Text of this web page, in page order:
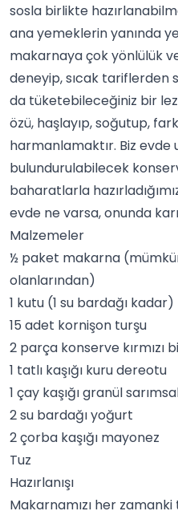
sosla birlikte
ana yemeklerin yanında
makarnaya çok yönlülük
deneyip, sıcak tariflerden
da tüketebileceğiniz bir
özü, haşlayıp, soğutup,
harmanlamaktır. Biz evde
bulundurulabilecek
baharatlarla
evde ne varsa, onunda
Malzemeler
½ paket makarna
olanlarından)
1 kutu (1 su bardağı kadar)
15 adet kornişon turşu
2 parça konserve kırmızı
1 tatlı kaşığı kuru dereotu
1 çay kaşığıgranül
2 su bardağı yoğurt
2 çorba kaşığı mayonez
Tuz
Hazırlanışı
Makarnamızı her